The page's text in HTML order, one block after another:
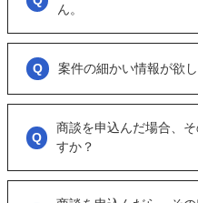
うな事業をされているのか？
可能であれば、詳細情報を出して
ん。
大変申し訳ございません。こちら
ように催促をしております。
ただ、案件を見ていない方もおら
案件の細かい情報が欲
「商談を申し込む」ボタンから案
オンラインとは言え対人のやりと
商談を申込んだ場合、
すか？
実際に出展者（仲介案件の場合、
りになります。